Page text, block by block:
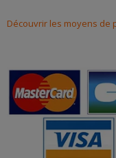
Découvrir les moyens de